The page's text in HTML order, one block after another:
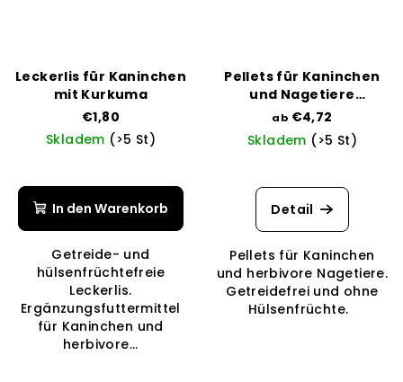
Leckerlis für Kaninchen
mit Kurkuma
€1,80
Skladem (>5 St)
durchschnittliche
Produktbewertung
von
5
Sternen.
In den Warenkorb
Getreide- und
hülsenfrüchtefreie
Leckerlis.
Ergänzungsfuttermittel
für Kaninchen und
herbivore...
Pellets für Kaninchen
und Nagetiere
vakuumverpackt
ab €4,72
Skladem (>5 St)
Detail
Pellets für Kaninchen
und herbivore Nagetiere.
Getreidefrei und ohne
Hülsenfrüchte.